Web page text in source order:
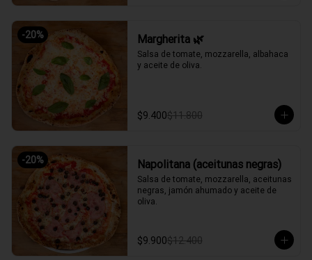
-20% Margherita 🌿
Salsa de tomate, mozzarella, albahaca
y aceite de oliva.
$9.400$11.800
-20% Napolitana (aceitunas negras)
Salsa de tomate, mozzarella, aceitunas
negras, jamón ahumado y aceite de
oliva.
$9.900$12.400